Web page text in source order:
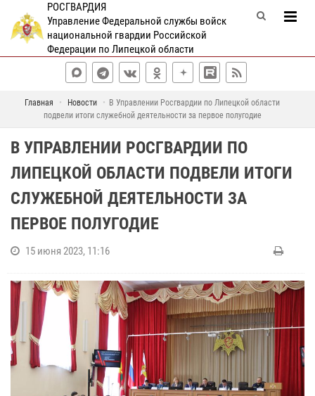
РОСГВАРДИЯ
Управление Федеральной службы войск
национальной гвардии Российской
Федерации по Липецкой области
Главная Новости
В Управлении Росгвардии по Липецкой области
подвели итоги служебной деятельности за первое полугодие
В УПРАВЛЕНИИ РОСГВАРДИИ ПО
ЛИПЕЦКОЙ ОБЛАСТИ ПОДВЕЛИ ИТОГИ
СЛУЖЕБНОЙ ДЕЯТЕЛЬНОСТИ ЗА
ПЕРВОЕ ПОЛУГОДИЕ
15 июня 2023, 11:16